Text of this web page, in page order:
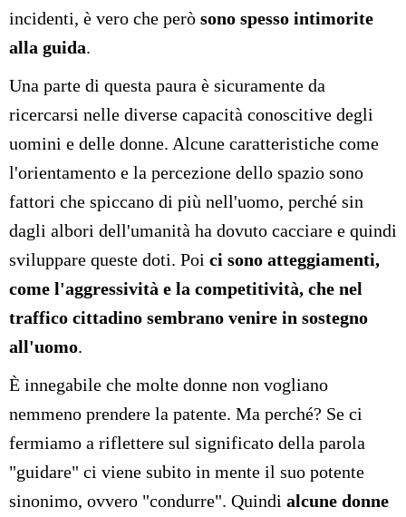
incidenti, è vero che però sono spesso intimorite
alla guida.
Una parte di questa paura è sicuramente da
ricercarsi nelle diverse capacità conoscitive degli
uomini e delle donne. Alcune caratteristiche come
l'orientamento e la percezione dello spazio sono
fattori che spiccano di più nell'uomo, perché sin
dagli albori dell'umanità ha dovuto cacciare e quindi
sviluppare queste doti. Poi ci sono atteggiamenti,
come l'aggressività e la competitività, che nel
traffico cittadino sembrano venire in sostegno
all'uomo.
È innegabile che molte donne non vogliano
nemmeno prendere la patente. Ma perché? Se ci
fermiamo a riflettere sul significato della parola
"guidare" ci viene subito in mente il suo potente
sinonimo, ovvero "condurre". Quindi alcune donne